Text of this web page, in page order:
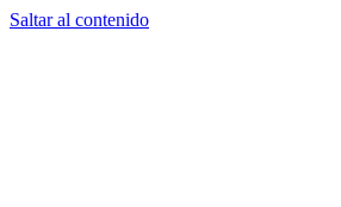
Saltar al contenido